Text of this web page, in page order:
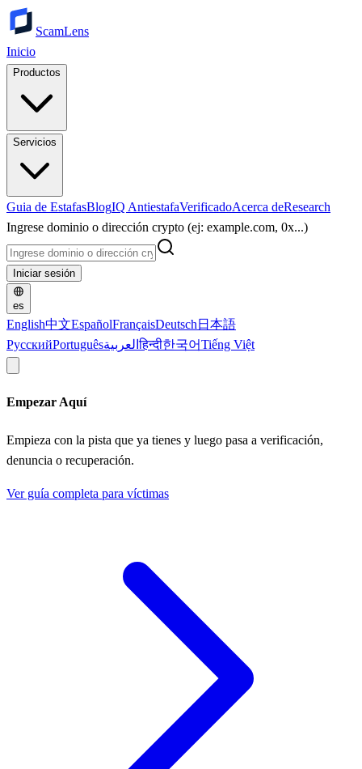
ScamLens
Inicio
Productos
Servicios
Guia de EstafasBlogIQ AntiestafaVerificadoAcerca deResearch
Ingrese dominio o dirección crypto (ej: example.com, 0x...)
Iniciar sesión
es
English中文EspañolFrançaisDeutsch 日本語
РусскийPortuguêsالعربيةहिन्दी한국어Tiếng Việt
Empezar Aquí
Empieza con la pista que ya tienes y luego pasa a verificación,
denuncia o recuperación.
Ver guía completa para víctimas